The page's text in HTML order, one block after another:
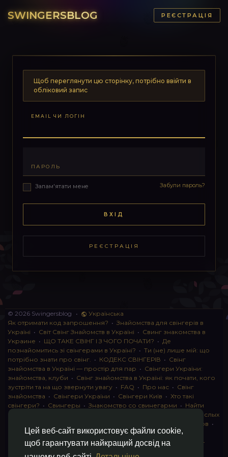
Цей веб-сайт використовує файли cookie,
щоб гарантувати найкращий досвід на
SWINGERSBLOG РЕЄСТРАЦІЯ
Щоб переглянути цю сторінку, потрібно ввійти в
обліковий запис
EMAIL ЧИ ЛОГІН
ПАРОЛЬ
Запам'ятати мене Забули пароль?
ВХІД
РЕЄСТРАЦІЯ
© 2026 Swingersblog •
Українська
Як отримати код запрошення? • Знайомства для свінгерів в
Україні • Світ Свінг Знайомств в Україні • Свинг знакомства в
Украине • ЩО ТАКЕ СВІНГ І З ЧОГО ПОЧАТИ? • Де
познайомитись зі свінгерами в Україні? • Ти (не) лише мій: що
потрібно знати про свінг. • КОДЕКС СВІНГЕРІВ • Свінг
знайомства в Україні — простір для пар • Свінгери України:
знайомства, клуби • Свінг знайомства в Україні: як почати, кого
зустріти та на що звернути увагу • FAQ • Про нас • Свінг
знайомства • Свінгери України • Свінгери Київ • Хто такі
свінгери? • Свингеры • Знакомство со свинегарми • Найти
instagram для взрослых
Клуб свингеров •
Конфіденційність• Правила• Партнерська програма
Свингеры •Свинг-пати•О свингерах откровенно
Свинг-
клуб: что это и как работает